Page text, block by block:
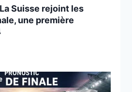
Suisse rejoint les
une première